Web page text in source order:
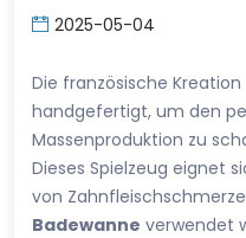
2025-05-04
Die französische
handgefertigt, um den
Massenproduktion zu
Dieses Spielzeug eignet
von
Badewanne verwendet